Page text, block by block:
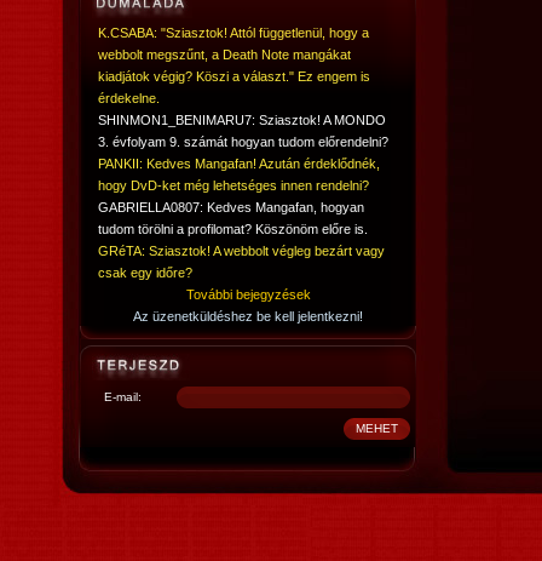
K.CSABA: "Sziasztok! Attól függetlenül, hogy a
webbolt megszűnt, a Death Note mangákat
kiadjátok végig? Köszi a választ." Ez engem is
érdekelne.
SHINMON1_BENIMARU7: Sziasztok! A MONDO
3. évfolyam 9. számát hogyan tudom előrendelni?
PANKII: Kedves Mangafan! Azután érdeklődnék,
hogy DvD-ket még lehetséges innen rendelni?
GABRIELLA0807: Kedves Mangafan, hogyan
tudom törölni a profilomat? Köszönöm előre is.
GRéTA: Sziasztok! A webbolt végleg bezárt vagy
csak egy időre?
További bejegyzések
Az üzenetküldéshez be kell jelentkezni!
E-mail: